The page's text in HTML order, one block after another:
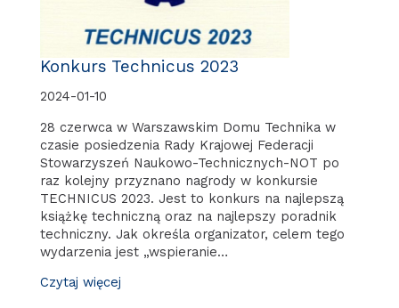
Konkurs Technicus 2023
2024-01-10
28 czerwca w Warszawskim Domu Technika w
czasie posiedzenia Rady Krajowej Federacji
Stowarzyszeń Naukowo-Technicznych-NOT po
raz kolejny przyznano nagrody w konkursie
TECHNICUS 2023. Jest to konkurs na najlepszą
książkę techniczną oraz na najlepszy poradnik
techniczny. Jak określa organizator, celem tego
wydarzenia jest „wspieranie…
Czytaj więcej